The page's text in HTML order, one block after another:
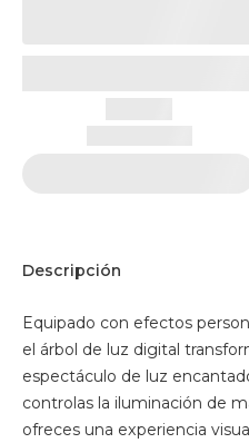
Descripción
Equipado con efectos
el árbol de luz digital
espectáculo de luz
controlas la iluminación de
ofreces una experiencia